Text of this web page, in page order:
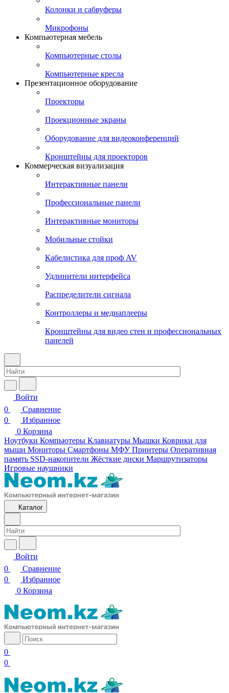
Колонки и сабвуферы
Микрофоны
Компьютерная мебель
Компьютерные столы
Компьютерные кресла
Презентационное оборудование
Проекторы
Проекционные экраны
Оборудование для видеоконференций
Кронштейны для проекторов
Коммерческая визуализация
Интерактивные панели
Профессиональные панели
Интерактивные мониторы
Мобильные стойки
Кабелистика для проф AV
Удлинители интерфейса
Распределители сигнала
Контроллеры и медиаплееры
Кронштейны для видео стен и профессиональных
панелей
Войти
0
Сравнение
0
Избранное
0 Корзина
Ноутбуки Компьютеры Клавиатуры Мышки Коврики для
мыши Мониторы Смартфоны МФУ Принтеры Оперативная
память SSD-накопители Жёсткие диски Маршрутизаторы
Игровые наушники
Каталог
Войти
0
Сравнение
0
Избранное
0 Корзина
0
0